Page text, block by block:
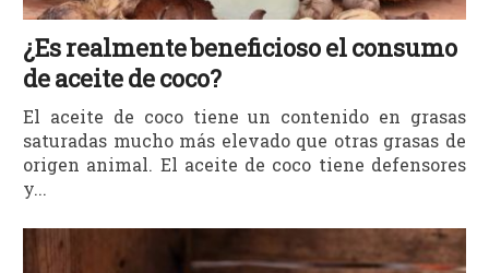
¿Es realmente beneficioso el consumo
de aceite de coco?
El aceite de coco tiene un contenido en grasas
saturadas mucho más elevado que otras grasas de
origen animal. El aceite de coco tiene defensores
y...